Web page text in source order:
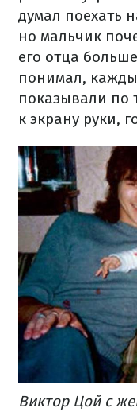
думал поехать
но мальчик
его отца
понимал,
показывали по
к экрану руки,
Виктор Цой с